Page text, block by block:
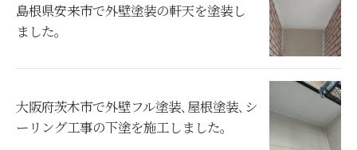
島根県安来市で外壁塗装の軒天を塗装し
ました。
大阪府茨木市で外壁フル塗装､屋根塗装､シ
ーリング工事の下塗を施工しました。